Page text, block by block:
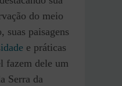
do meio
suas paisagens
e práticas
fazem dele um
Serra da